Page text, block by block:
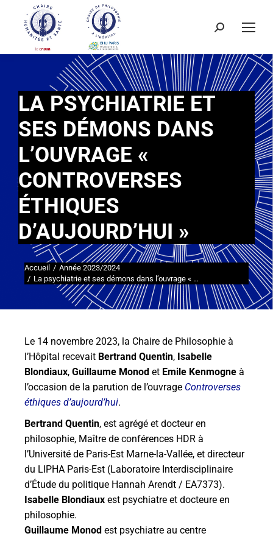
LA PSYCHIATRIE ET
SES DÉMONS DANS
L’OUVRAGE «
CONTROVERSES
ÉTHIQUES
D’AUJOURD’HUI »
Vous êtes ici :
Accueil
Année 2023/2024
La psychiatrie et ses démons dans l’ouvrage « …
Le 14 novembre 2023, la Chaire de Philosophie à
l’Hôpital recevait Bertrand Quentin, Isabelle
Blondiaux, Guillaume Monod et Emile Kenmogne à
l’occasion de la parution de l’ouvrage Controverses
éthiques d’aujourd’hui.
Bertrand Quentin, est agrégé et docteur en
philosophie, Maître de conférences HDR à
l’Université de Paris-Est Marne-la-Vallée, et directeur
du LIPHA Paris-Est (Laboratoire Interdisciplinaire
d’Étude du politique Hannah Arendt / EA7373).
Isabelle Blondiaux est psychiatre et docteure en
philosophie.
Guillaume Monod est psychiatre au centre